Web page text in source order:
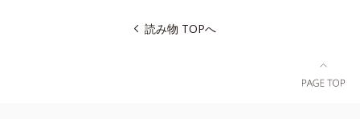
読み物 TOPへ